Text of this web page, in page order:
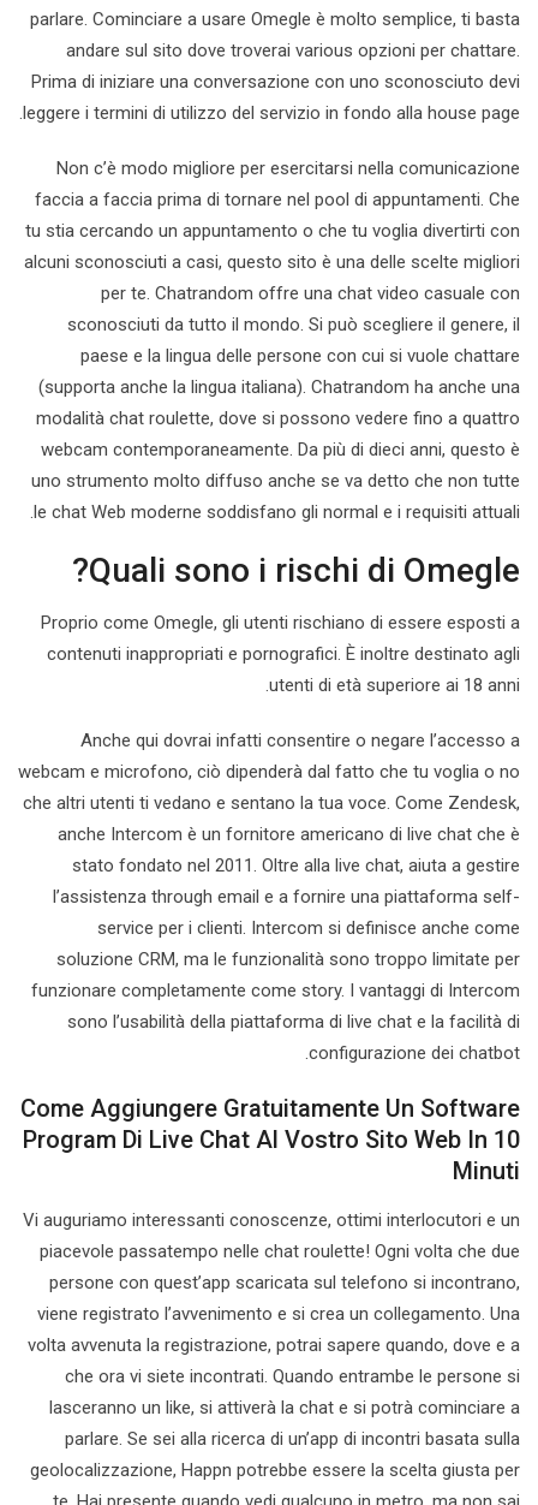
parlare. Cominciare a usare Omegle è molto semplice, ti basta
andare sul sito dove troverai various opzioni per chattare.
Prima di iniziare una conversazione con uno sconosciuto devi
leggere i termini di utilizzo del servizio in fondo alla house page.
Non c’è modo migliore per esercitarsi nella comunicazione
faccia a faccia prima di tornare nel pool di appuntamenti. Che
tu stia cercando un appuntamento o che tu voglia divertirti con
alcuni sconosciuti a casi, questo sito è una delle scelte migliori
per te. Chatrandom offre una chat video casuale con
sconosciuti da tutto il mondo. Si può scegliere il genere, il
paese e la lingua delle persone con cui si vuole chattare
(supporta anche la lingua italiana). Chatrandom ha anche una
modalità chat roulette, dove si possono vedere fino a quattro
webcam contemporaneamente. Da più di dieci anni, questo è
uno strumento molto diffuso anche se va detto che non tutte
le chat Web moderne soddisfano gli normal e i requisiti attuali.
Quali sono i rischi di Omegle?
Proprio come Omegle, gli utenti rischiano di essere esposti a
contenuti inappropriati e pornografici. È inoltre destinato agli
utenti di età superiore ai 18 anni.
Anche qui dovrai infatti consentire o negare l’accesso a
webcam e microfono, ciò dipenderà dal fatto che tu voglia o no
che altri utenti ti vedano e sentano la tua voce. Come Zendesk,
anche Intercom è un fornitore americano di live chat che è
stato fondato nel 2011. Oltre alla live chat, aiuta a gestire
l’assistenza through email e a fornire una piattaforma self-
service per i clienti. Intercom si definisce anche come
soluzione CRM, ma le funzionalità sono troppo limitate per
funzionare completamente come story. I vantaggi di Intercom
sono l’usabilità della piattaforma di live chat e la facilità di
configurazione dei chatbot.
Come Aggiungere Gratuitamente Un Software
Program Di Live Chat Al Vostro Sito Web In 10
Minuti
Vi auguriamo interessanti conoscenze, ottimi interlocutori e un
piacevole passatempo nelle chat roulette! Ogni volta che due
persone con quest’app scaricata sul telefono si incontrano,
viene registrato l’avvenimento e si crea un collegamento. Una
volta avvenuta la registrazione, potrai sapere quando, dove e a
che ora vi siete incontrati. Quando entrambe le persone si
lasceranno un like, si attiverà la chat e si potrà cominciare a
parlare. Se sei alla ricerca di un’app di incontri basata sulla
geolocalizzazione, Happn potrebbe essere la scelta giusta per